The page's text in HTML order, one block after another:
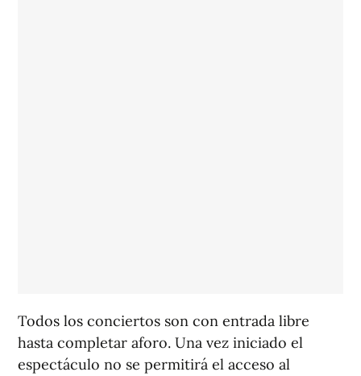
Todos los conciertos son con entrada libre
hasta completar aforo. Una vez iniciado el
espectáculo no se permitirá el acceso al